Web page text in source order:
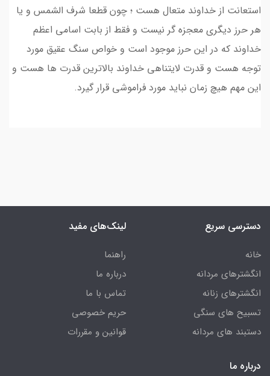
استعانت از خداوند متعال هست ؛ چون قطعا شرف الشمس و یا
هر حرز دیگری معجزه گر نیست و فقط از بابت اسامی اعظم
خداوند که در این حرز موجود است و خواص سنگ عقیق مورد
توجه هست و قدرت لایتناهی خداوند بالاترین قدرت ها هست و
این مهم هیچ زمان نباید مورد فراموشی قرار گیرد.
دسترسی سریع
خانه
انگشترهای مردانه
انگشترهای زنانه
تسبیح های سنگی
دستبند های مردانه
لینک‌های مفید
راهنما
درباره ما
تماس با ما
حریم خصوصی
قوانین و مقررات
درباره ما